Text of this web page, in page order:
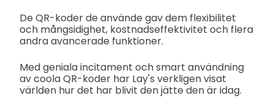
De QR-koder de använde gav dem flexibilitet
och mångsidighet, kostnadseffektivitet och flera
andra avancerade funktioner.
Med geniala incitament och smart användning
av coola QR-koder har Lay's verkligen visat
världen hur det har blivit den jätte den är idag.